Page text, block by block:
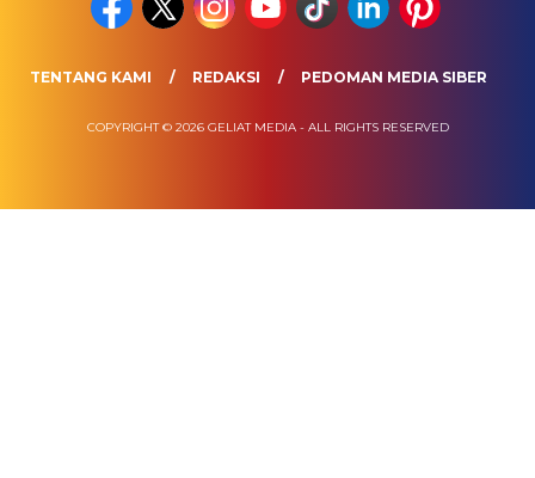
TENTANG KAMI REDAKSI PEDOMAN MEDIA SIBER
COPYRIGHT © 2026 GELIAT MEDIA - ALL RIGHTS RESERVED